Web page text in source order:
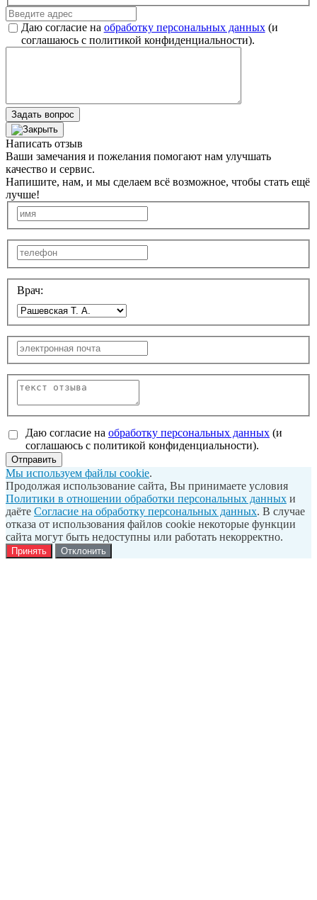
Даю согласие на обработку персональных данных(и
соглашаюсь с политикой конфиденциальности).
Задать вопрос
Написать отзыв
Ваши замечания и пожелания помогают нам улучшать
качество и сервис.
Напишите, нам, и мы сделаем всё возможное, чтобы стать ещё
лучше!
Врач:
Даю согласие на обработку персональных данных (и
соглашаюсь с политикой конфиденциальности).
Отправить
Мы используем файлы cookie.
Продолжая использование сайта, Вы принимаете условия
Политики в отношении обработки персональных данных и
даёте Согласие на обработку персональных данных. В случае
отказа от использования файлов cookie некоторые функции
сайта могут быть недоступны или работать некорректно.
Принять Отклонить